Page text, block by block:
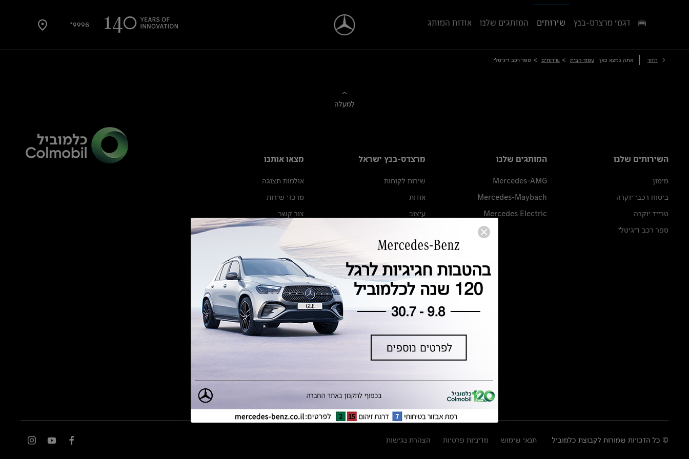
9996* דגמי מרצדס-בנץ שירותים המותגים שלנו אודות המותג
חזור אתה נמצא כאן עמוד הבית > שירותים > ספר רכב דיגיטלי
למעלה
השירותים שלנו
מימון
ביטוח רכבי יוקרה
טרייד יוקרה
ספר רכב דיגיטלי
המותגים שלנו
Mercedes-AMG
Mercedes-Maybach
Mercedes Electric
מרצדס-בנץ ישראל
שירות לקוחות
אודות
עיצוב
מגזין מרצדס-בנץ
ספרי רכב מרצדס-בנץ
נתוני זיהום אוויר וצריכת דלק וחשמל
נתוני תווית צמיגים
מחירון חלפים
הודעה על הטבות לרכבי מרצדס בהסדר
מצאו אותנו
אולמות תצוגה
מרכזי שירות
צור קשר
© כל הזכויות שמורות לקבוצת כלמוביל תנאי שימוש מדיניות פרטיות הצהרת נגישות